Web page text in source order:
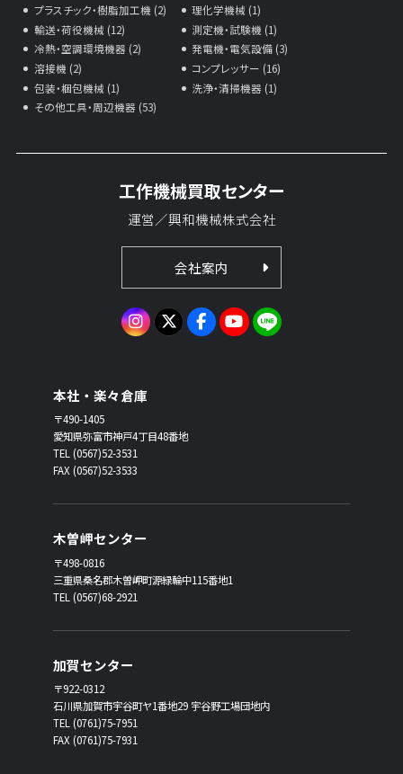
プラスチック・樹脂加工機 (2)
理化学機械 (1)
輸送・荷役機械 (12)
測定機・試験機 (1)
冷熱・空調環境機器 (2)
発電機・電気設備 (3)
溶接機 (2)
コンプレッサー (16)
包装・梱包機械 (1)
洗浄・清掃機器 (1)
その他工具・周辺機器 (53)
工作機械買取センター
運営／興和機械株式会社
会社案内
本社・楽々倉庫
〒490-1405
愛知県弥富市神戸4丁目48番地
TEL (0567)52-3531
FAX (0567)52-3533
木曽岬センター
〒498-0816
三重県桑名郡木曽岬町源緑輪中115番地1
TEL (0567)68-2921
加賀センター
〒922-0312
石川県加賀市宇谷町ヤ1番地29 宇谷野工場団地内
TEL (0761)75-7951
FAX (0761)75-7931